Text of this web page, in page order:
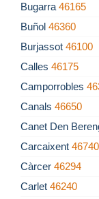
Bugarra 46165
Buñol 46360
Burjassot 46100
Calles 46175
Camporrobles
Canals 46650
Canet Den
Carcaixent 46740
Càrcer 46294
Carlet 46240